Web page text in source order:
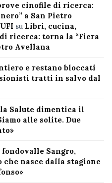
cinofile di ricerca:
a San Pietro
su Libri, cucina,
ricerca: torna la “Fiera
Avellana
e restano bloccati
tratti in salvo dal
Salute dimentica il
alle solite. Due
Sangro,
che nasce dalla stagione